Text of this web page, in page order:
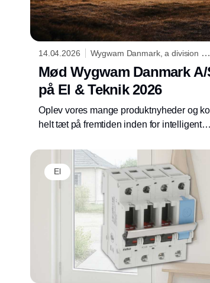
14.04.2026
Wygwam Danmark, a division of
Mød Wygwam Danmark A/
på El & Teknik 2026
Oplev vores mange produktnyheder og
helt tæt på fremtiden inden for intelligent
El